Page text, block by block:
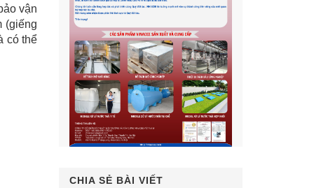
vận
(giếng
có thể
CHIA SẺ BÀI VIẾT